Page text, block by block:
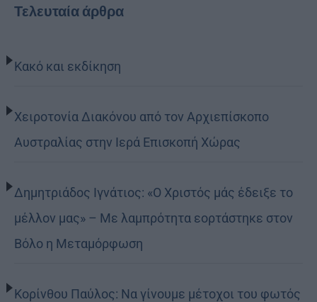
Τελευταία άρθρα
Κακό και εκδίκηση
Χειροτονία Διακόνου από τον Αρχιεπίσκοπο
Αυστραλίας στην Ιερά Επισκοπή Χώρας
Δημητριάδος Ιγνάτιος: «Ο Χριστός μάς έδειξε το
μέλλον μας» – Με λαμπρότητα εορτάστηκε στον
Βόλο η Μεταμόρφωση
Κορίνθου Παύλος: Να γίνουμε μέτοχοι του φωτός